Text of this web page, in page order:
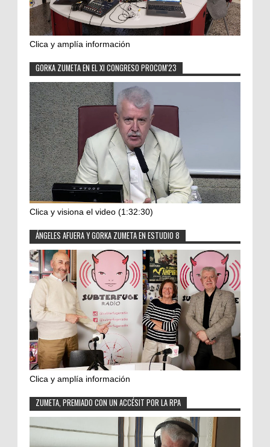
Clica y amplía información
GORKA ZUMETA EN EL XI CONGRESO PROCOM'23
Clica y visiona el video (1:32:30)
ÁNGELES AFUERA Y GORKA ZUMETA EN ESTUDIO 8
Clica y amplía información
ZUMETA, PREMIADO CON UN ACCÉSIT POR LA RPA